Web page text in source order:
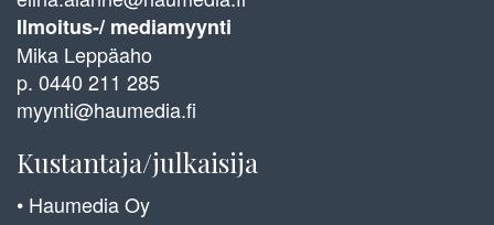
Ilmoitus-/ mediamyynti
Mika Leppäaho
p. 0440 211 285
myynti@haumedia.fi
Kustantaja/julkaisija
• Haumedia Oy